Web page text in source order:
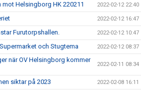
Helsingborg HK 220211 2022-02-12 22:40
2022-02-12 16:47
Furutorpshallen. 2022-02-12 10:47
och Stugtema 2022-02-12 08:37
när OV Helsingborg kommer
2022-02-11 08:34
siktar på 2023 2022-02-08 16:11